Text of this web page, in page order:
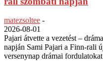
matezsoltee -
2026-08-01
Pajari átvette a vezetést –
napján Sami Pajari a Finn-rali
versenynap drámai